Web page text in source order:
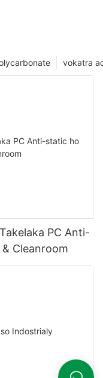
vokatra
PC Anti-
Cleanroom